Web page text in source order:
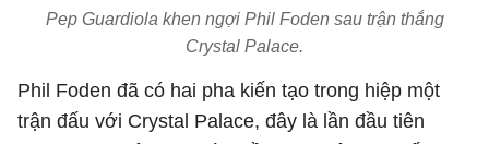
Pep Guardiola khen ngợi Phil Foden sau trận thắng
Crystal Palace.
Phil Foden đã có hai pha kiến tạo trong hiệp một
trận đấu với Crystal Palace, đây là lần đầu tiên